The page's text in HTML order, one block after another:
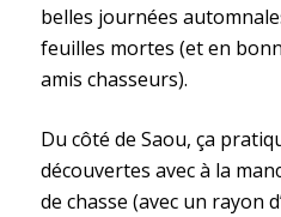
belles journées
feuilles mortes (et en
amis chasseurs).
Du côté de Saou, ça
découvertes avec à la
de chasse (avec un rayon